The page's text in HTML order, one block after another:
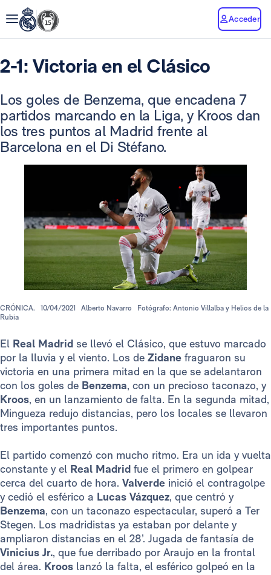
Acceder
2-1: Victoria en el Clásico
Los goles de Benzema, que encadena 7
partidos marcando en la Liga, y Kroos dan
los tres puntos al Madrid frente al
Barcelona en el Di Stéfano.
CRÓNICA. 10/04/2021 Alberto Navarro
Fotógrafo: Antonio Villalba y Helios de la
Rubia
El Real Madrid se llevó el Clásico, que estuvo marcado
por la lluvia y el viento. Los de Zidane fraguaron su
victoria en una primera mitad en la que se adelantaron
con los goles de Benzema, con un precioso taconazo, y
Kroos, en un lanzamiento de falta. En la segunda mitad,
Mingueza redujo distancias, pero los locales se llevaron
tres importantes puntos.
El partido comenzó con mucho ritmo. Era un ida y vuelta
constante y el Real Madrid fue el primero en golpear
cerca del cuarto de hora. Valverde inició el contragolpe
y cedió el esférico a Lucas Vázquez, que centró y
Benzema, con un taconazo espectacular, superó a Ter
Stegen. Los madridistas ya estaban por delante y
ampliaron distancias en el 28’. Jugada de fantasía de
Vinicius Jr., que fue derribado por Araujo en la frontal
del área. Kroos lanzó la falta, el esférico golpeó en la